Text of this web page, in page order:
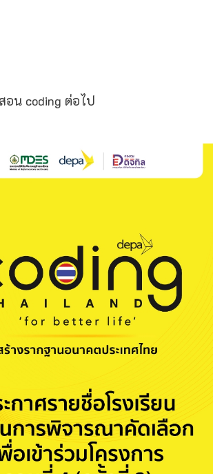
อน coding ต่อไป